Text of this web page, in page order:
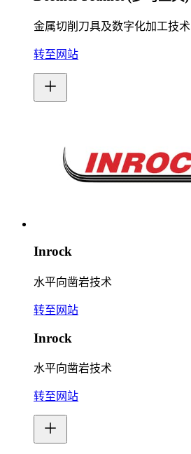
金属切削刀具及数字化加工技术
转至网站
Inrock
水平向凿岩技术
转至网站
Inrock
水平向凿岩技术
转至网站